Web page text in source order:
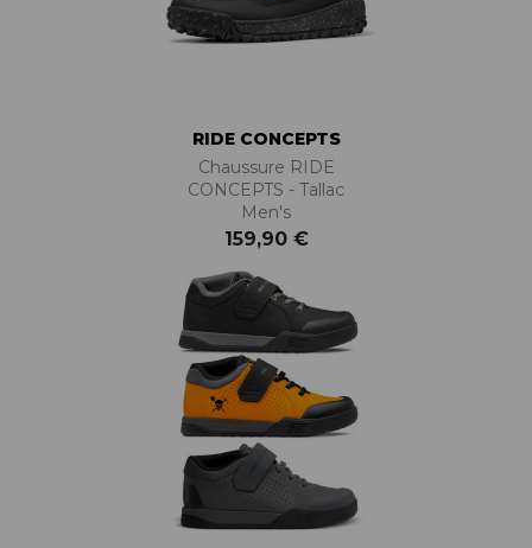
RIDE CONCEPTS
Chaussure RIDE
CONCEPTS - Tallac
Men's
159,90 €